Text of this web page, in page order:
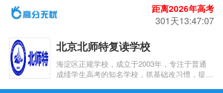
距离2026年高考
301天13:47:07
北京北师特复读学校
海淀区正规学校，成立于2003年，专注于普通
成绩学生高考的知名学校，抓基础改习惯，提分